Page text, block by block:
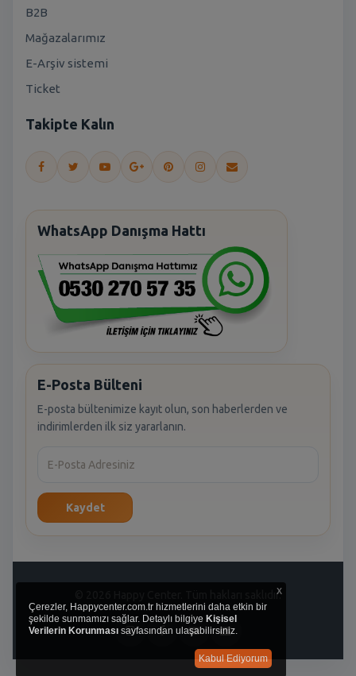
B2B
Mağazalarımız
E-Arşiv sistemi
Ticket
Takipte Kalın
WhatsApp Danışma Hattı
E-Posta Bülteni
E-posta bültenimize kayıt olun, son haberlerden ve
indirimlerden ilk siz yararlanın.
Kaydet
© 2026 Happy Center. Tüm hakları saklıdır.
x
Çerezler, Happycenter.com.tr hizmetlerini daha etkin bir
şekilde sunmamızı sağlar. Detaylı bilgiye Kişisel
Verilerin Korunması sayfasından ulaşabilirsiniz.
Kabul Ediyorum